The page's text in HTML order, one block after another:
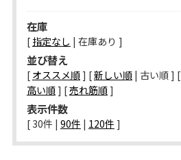
在庫
[ 指定なし | 在庫あり ]
並び替え
[ オススメ順] [新しい順| 古い順 ] [
高い順] [売れ筋順]
表示件数
[ 30件 | 90件 | 120件 ]